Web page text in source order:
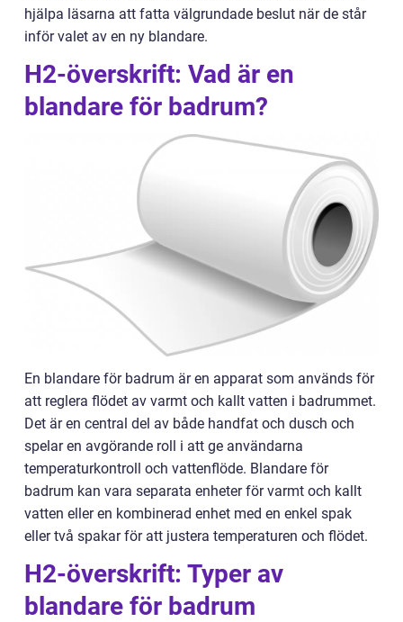
hjälpa läsarna att fatta välgrundade beslut när de står
inför valet av en ny blandare.
H2-överskrift: Vad är en
blandare för badrum?
En blandare för badrum är en apparat som används för
att reglera flödet av varmt och kallt vatten i badrummet.
Det är en central del av både handfat och dusch och
spelar en avgörande roll i att ge användarna
temperaturkontroll och vattenflöde. Blandare för
badrum kan vara separata enheter för varmt och kallt
vatten eller en kombinerad enhet med en enkel spak
eller två spakar för att justera temperaturen och flödet.
H2-överskrift: Typer av
blandare för badrum